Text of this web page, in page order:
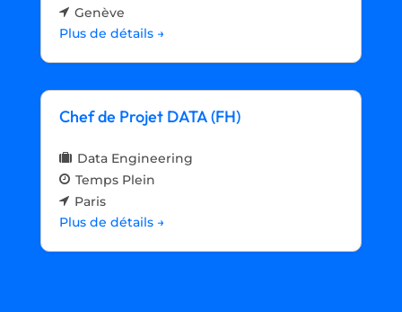
Genève
Plus de détails
Chef de Projet DATA (FH)
Data Engineering
Temps Plein
Paris
Plus de détails